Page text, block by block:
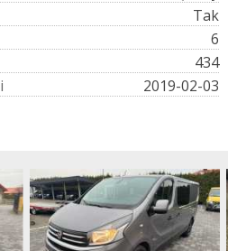
Tak
6
434
i 2019-02-03